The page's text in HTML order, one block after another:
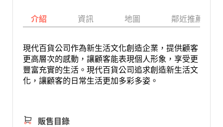
介紹 資訊 地圖 鄰近推薦景點
現代百貨公司作為新生活文化創造企業，提供顧客
更高層次的感動，讓顧客能表現個人形象，享受更
豐富充實的生活。現代百貨公司追求創造新生活文
化，讓顧客的日常生活更加多彩多姿。
販售目錄